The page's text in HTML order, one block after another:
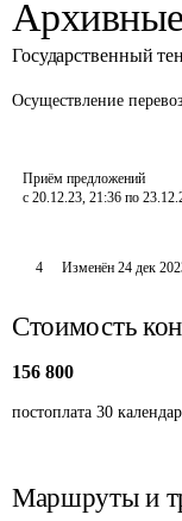
Государственный
Осуществление
Приём предложений
с 20.12.23, 21:36 по
4 Изменён 24 дек
Стоимость
156 800
постоплата 30
Маршруты и